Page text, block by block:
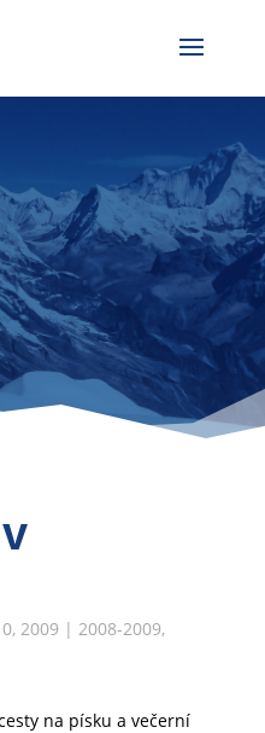
2009 | 2008-2009,
na písku a večerní